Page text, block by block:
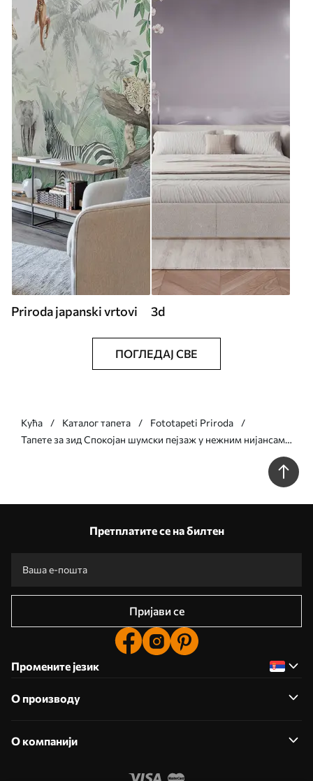
Priroda japanski vrtovi 3d
ПОГЛЕДАЈ СВЕ
Кућа Каталог тапета
Fototapeti Priroda
Тапете за зид Спокојан шумски пејзаж у нежним нијансама
Претплатите се на билтен
Пријави се
Промените језик
О производу
О компанији